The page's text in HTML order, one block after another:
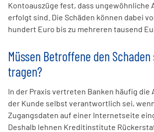
Kontoauszüge fest, dass ungewöhnliche
erfolgt sind. Die Schäden können dabei
hundert Euro bis zu mehreren tausend
Müssen Betroffene den
tragen?
In der Praxis vertreten Banken häufig die
der Kunde selbst verantwortlich sei,
Zugangsdaten auf einer Internetseite
Deshalb lehnen Kreditinstitute